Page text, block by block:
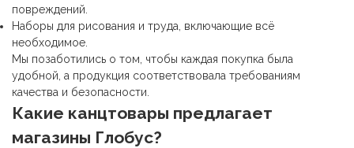
повреждений.
Наборы для рисования и труда, включающие всё
необходимое.
Мы позаботились о том, чтобы каждая покупка была
удобной, а продукция соответствовала требованиям
качества и безопасности.
Какие канцтовары предлагает
магазины Глобус?